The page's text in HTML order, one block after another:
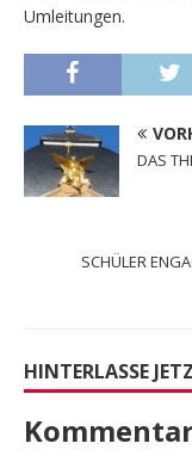
Umleitungen.
DAS
SCHÜLER
HINTERLASSE